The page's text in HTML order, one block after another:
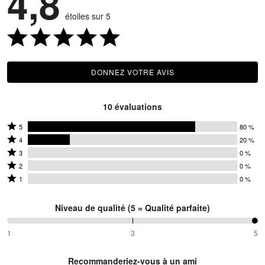
étoiles sur 5
DONNEZ VOTRE AVIS
10 évaluations
Coté
5
étoiles
par
80 %
5 80 %
Coté
4
étoiles
par
évaluateurs
4 20 %
Coté
3
étoiles
des
évaluateurs
3 0 %
Coté
2
0 %
des
2 0 %
Coté
0 % des
évaluateurs
1 0 %
Niveau de qualité (5 = Qualité parfaite)
100 %
entre
1 3 5
Recommanderiez-vous à un ami